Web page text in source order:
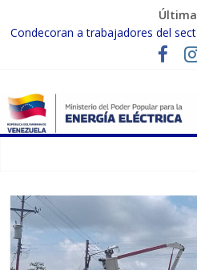
Condecoran a trabajadores del
labor tras el doble sismo del 24-J
Gobierno Nacional coordina
Inspeccionan trabajos de
en Carabobo
Gobierno Nacional activa plan